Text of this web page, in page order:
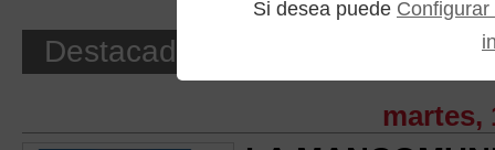
Si desea puede
Destacados
martes,